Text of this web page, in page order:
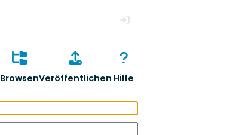
BrowsenVeröffentlichen Hilfe